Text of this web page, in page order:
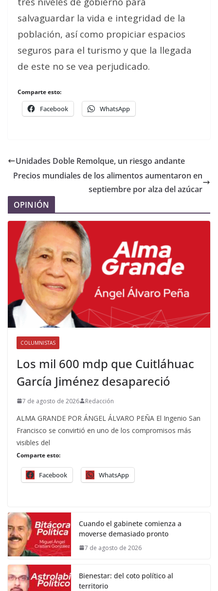
salvaguardar la vida e integridad de la
población, así como propiciar espacios
seguros para el turismo y que la llegada
de este no se vea perjudicado.
Comparte esto:
Facebook WhatsApp
Unidades Doble Remolque, un riesgo andante
Precios mundiales de los alimentos aumentaron en
septiembre por alza del azúcar
OPINIÓN
COLUMNISTAS
Los mil 600 mdp que Cuitláhuac
García Jiménez desapareció
7 de agosto de 2026 Redacción
ALMA GRANDE POR ÁNGEL ÁLVARO PEÑA El Ingenio San
Francisco se convirtió en uno de los compromisos más
visibles del
Comparte esto:
Facebook WhatsApp
Cuando el gabinete comienza a
moverse demasiado pronto
7 de agosto de 2026
Bienestar: del coto político al
territorio